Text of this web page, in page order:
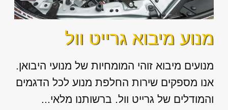
מנוע מיבוא גרייט וול
מנועים מיבוא זוהי המומחיות של מנועי היבואן.
אנו מספקים שירות החלפת מנוע לכל הדגמים
והמודלים של גרייט וול. ברשותנו מלאי...